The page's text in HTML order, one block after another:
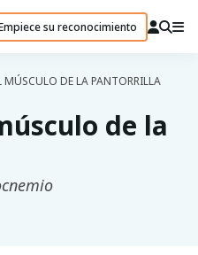
su reconocimiento
MÚSCULO DE LA PANTORRILLA
de la